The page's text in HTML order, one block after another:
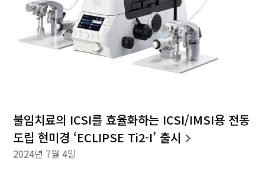
불임치료의 ICSI를 효율화하는 ICSI/IMSI용 전동
도립 현미경 ‘ECLIPSE Ti2-I’ 출시
2024년 7월 4일